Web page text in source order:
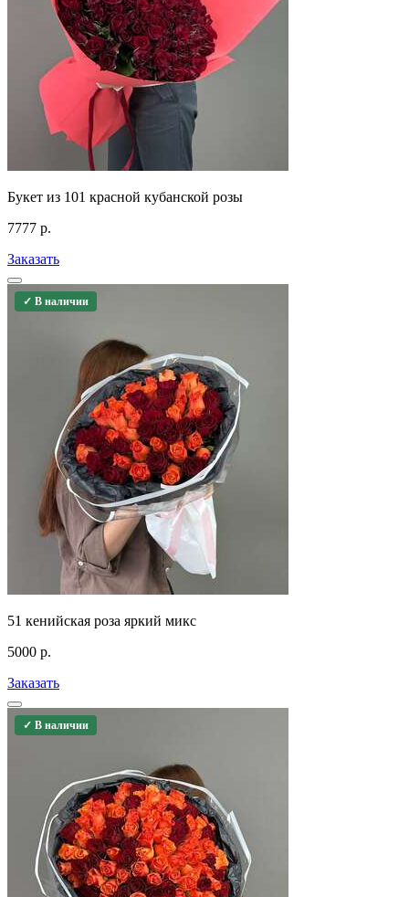
Букет из 101 красной кубанской розы
7777 р.
Заказать
✓ В наличии
51 кенийская роза яркий микс
5000 р.
Заказать
✓ В наличии